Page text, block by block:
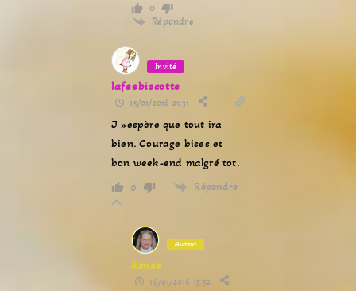
0
Répondre
Invité
lafeebiscotte
15/01/2016 21:31
J »espère que tout ira
bien. Courage bises et
bon week-end malgré tot.
0 Répondre
Auteur
Renée
16/01/2016 15:52